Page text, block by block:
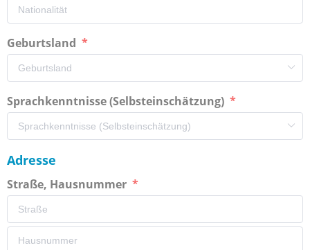
Geburtsland
Sprachkenntnisse (Selbsteinschätzung)
Adresse
Straße, Hausnummer